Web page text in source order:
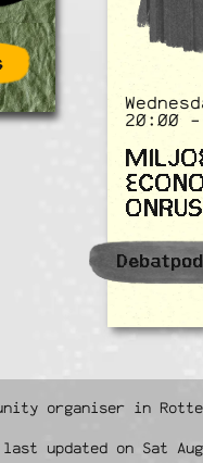
20:00
organiser in
updated on Sat Aug